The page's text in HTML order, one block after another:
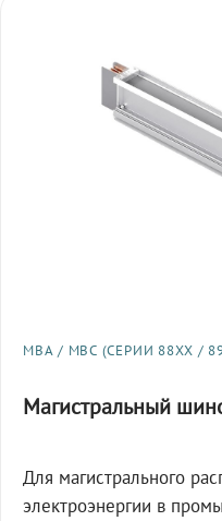
МВА / МВС (СЕРИИ 88XX /
Магистральный
Для магистрального
электроэнергии в